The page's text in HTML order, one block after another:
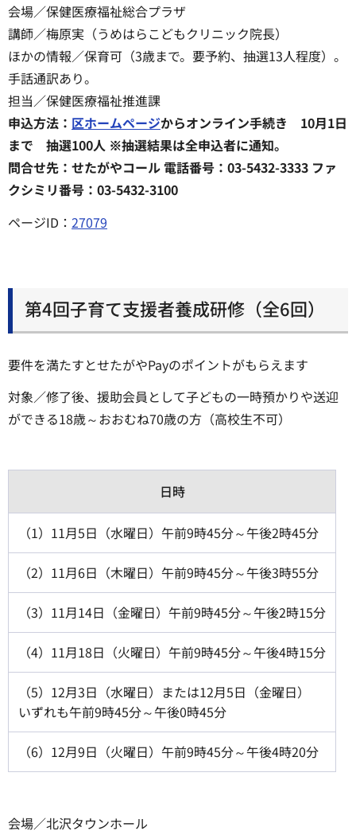
会場／保健医療福祉総合プラザ
講師／梅原実（うめはらこどもクリニック院長）
ほかの情報／保育可（3歳まで。要予約、抽選13人程度）。
手話通訳あり。
担当／保健医療福祉推進課
申込方法： 区ホームページからオンライン手続き 10月1日
まで 抽選100人 ※抽選結果は全申込者に通知。
問合せ先：せたがやコール 電話番号：03-5432-3333 ファ
クシミリ番号：03-5432-3100
ページID： 27079
第4回子育て支援者養成研修（全6回）
要件を満たすとせたがやPayのポイントがもらえます
対象／修了後、援助会員として子どもの一時預かりや送迎
ができる18歳～おおむね70歳の方（高校生不可）
日時
（1）11月5日（水曜日）午前9時45分～午後2時45分
（2）11月6日（木曜日）午前9時45分～午後3時55分
（3）11月14日（金曜日）午前9時45分～午後2時15分
（4）11月18日（火曜日）午前9時45分～午後4時15分
（5）12月3日（水曜日）または12月5日（金曜日）
いずれも午前9時45分～午後0時45分
（6）12月9日（火曜日）午前9時45分～午後4時20分
会場／北沢タウンホール